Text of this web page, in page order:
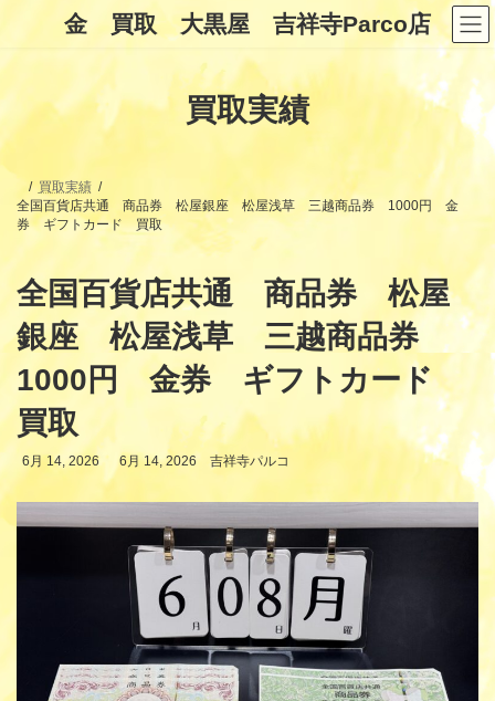
ン
キ
ッ
ー
に
移
金 買取 大黒屋 吉祥寺Parco店
買取実績
買取実績
全国百貨店共通 商品券 松屋銀座 松屋浅草 三越商品券 1000円 金
券 ギフトカード 買取
全国百貨店共通 商品券 松屋
銀座 松屋浅草 三越商品券
1000円 金券 ギフトカード
買取
6月 14, 2026
最
時
6月 14, 2026 吉祥寺パルコ